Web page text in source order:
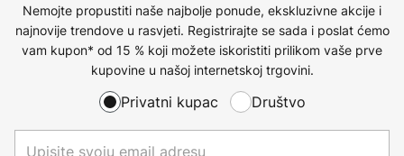
Nemojte propustiti naše najbolje ponude, ekskluzivne akcije i
najnovije trendove u rasvjeti. Registrirajte se sada i poslat ćemo
vam kupon* od 15 % koji možete iskoristiti prilikom vaše prve
kupovine u našoj internetskoj trgovini.
Privatni kupac Društvo